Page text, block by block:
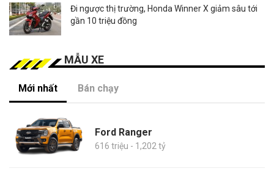
Đi ngược thị trường, Honda Winner X giảm sâu tới
gần 10 triệu đồng
MẪU XE
Mới nhất Bán chạy
Ford Ranger
616 triệu - 1,202 tỷ